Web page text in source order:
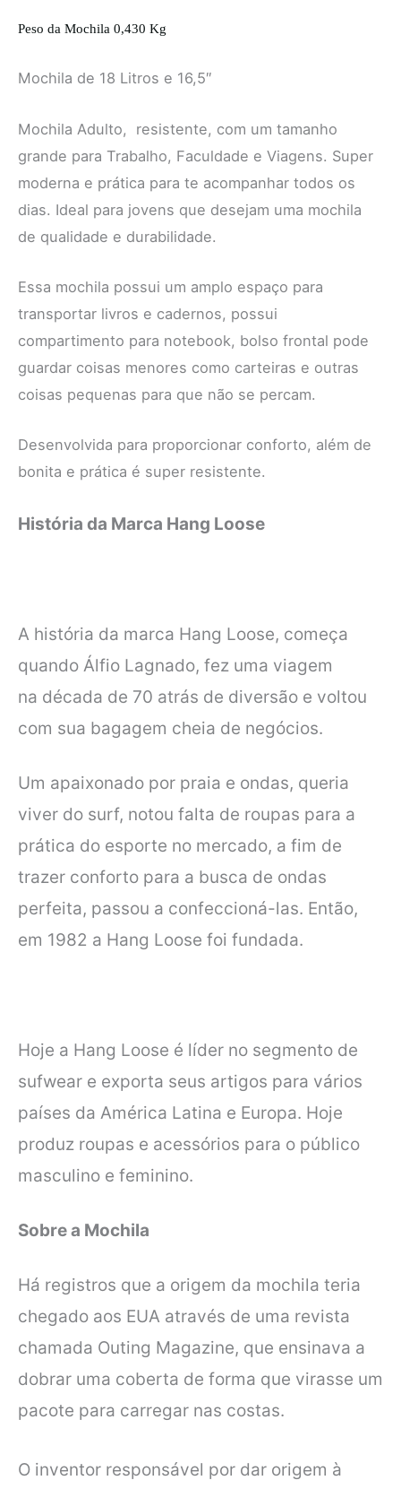
Peso da Mochila 0,430 Kg
Mochila de 18 Litros e 16,5″
Mochila Adulto, resistente, com um tamanho
grande para Trabalho, Faculdade e Viagens. Super
moderna e prática para te acompanhar todos os
dias. Ideal para jovens que desejam uma mochila
de qualidade e durabilidade.
Essa mochila possui um amplo espaço para
transportar livros e cadernos, possui
compartimento para notebook, bolso frontal pode
guardar coisas menores como carteiras e outras
coisas pequenas para que não se percam.
Desenvolvida para proporcionar conforto, além de
bonita e prática é super resistente.
História da Marca Hang Loose
A história da marca Hang Loose, começa
quando Álfio Lagnado, fez uma viagem
na década de 70 atrás de diversão e voltou
com sua bagagem cheia de negócios.
Um apaixonado por praia e ondas, queria
viver do surf, notou falta de roupas para a
prática do esporte no mercado, a fim de
trazer conforto para a busca de ondas
perfeita, passou a confeccioná-las. Então,
em 1982 a Hang Loose foi fundada.
Hoje a Hang Loose é líder no segmento de
sufwear e exporta seus artigos para vários
países da América Latina e Europa. Hoje
produz roupas e acessórios para o público
masculino e feminino.
Sobre a Mochila
Há registros que a origem da mochila teria
chegado aos EUA através de uma revista
chamada Outing Magazine, que ensinava a
dobrar uma coberta de forma que virasse um
pacote para carregar nas costas.
O inventor responsável por dar origem à